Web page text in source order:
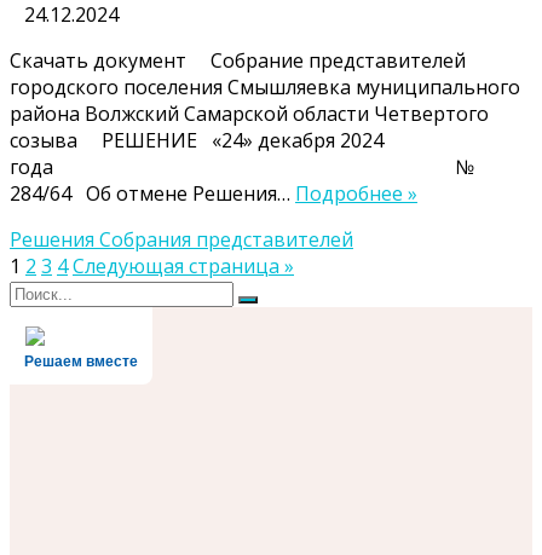
24.12.2024
Скачать документ Собрание представителей
городского поселения Смышляевка муниципального
района Волжский Самарской области Четвертого
созыва РЕШЕНИЕ «24» декабря 2024
года №
284/64 Об отмене Решения… Подробнее »
Решения Собрания представителей
Пагинация
записей
1 2 3 4Следующая страница »
Поиск
Поиск
Решаем вместе